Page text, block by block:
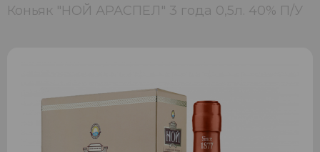
Коньяк "НОЙ АРАСПЕЛ" 3 года 0,5л. 40% П/У